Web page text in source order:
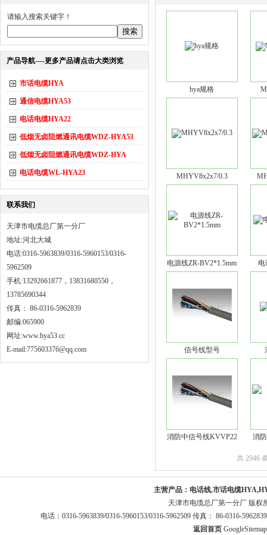
请输入搜索关键字！
产品导航----更多产品请点击大类浏览
市话电缆HYA
通信电缆HYA53
电话电缆HYA22
低烟无卤阻燃通讯电缆WDZ-HYA53
低烟无卤阻燃通讯电缆WDZ-HYA
电话电缆WL-HYA23
联系我们
天津市电缆总厂第一分厂
地址:河北大城
电话:0316-5963839/0316-5960153/0316-
5962509
手机:13292661877，13831680550，
13785690344
传真： 86-0316-5962839
邮编:065900
网址:www.hya53.cc
E-mail:775603376@qq.com
hya规格
MHYV8x2x7/0.3
电源线ZR-BV2*1.5mm 电
信号线型号
消防中信号线KVVP22 消
共 2946
主营产品： 电话线,市话电缆
天津市电缆总厂第一分厂 版权
电话：0316-5963839/0316-5960153/0316-5962509 传真： 86-0316-
返回首页 GoogleSitemap